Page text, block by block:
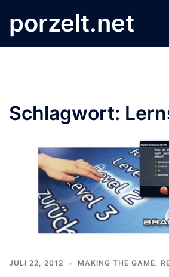
Inhalt
springen
porzelt.net
Schlagwort:
JULI 22, 2012 MAKING THE GAME,